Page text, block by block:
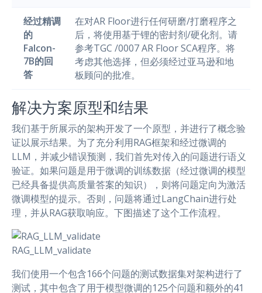
经过精调
的
Falcon-
7B的回
答
在对AR Floor进行任何研磨/打磨程序之
后，将使用基于锂的密封剂/硬化剂。请
参考TGC /0007 AR Floor SCA程序。将
考虑其他选择，但必须经过亚马逊和地
板顾问的批准。
解决方案原型和结果
我们基于所展示的架构开发了一个原型，并进行了概念验
证以展示结果。为了充分利用RAG框架和经过微调的
LLM，并减少错误预测，我们首先对传入的问题进行语义
验证。如果问题是用于微调的训练数据（经过微调的模型
已经具备提供高质量答案的知识），则将问题定向为激活
微调模型的提示。否则，问题将通过LangChain进行处
理，并从RAG获取响应。下图描述了这个工作流程。
RAG_LLM_validate
我们使用一个包含166个问题的测试数据集对架构进行了
测试，其中包含了用于模型微调的125个问题和额外的41